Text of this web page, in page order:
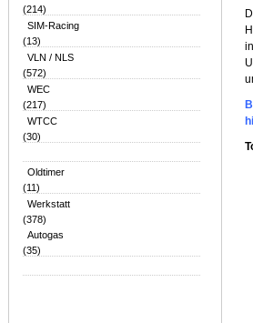
(214)
SIM-Racing
(13)
VLN / NLS
(572)
WEC
(217)
WTCC
(30)
Oldtimer
(11)
Werkstatt
(378)
Autogas
(35)